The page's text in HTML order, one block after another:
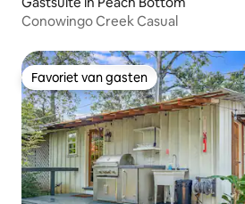
Conowingo Creek Casual
Favoriet van gasten
Favoriet van gasten